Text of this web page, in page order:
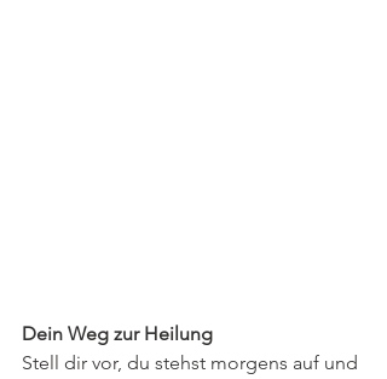
Dein Weg zur Heilung
Stell dir vor, du stehst morgens auf und